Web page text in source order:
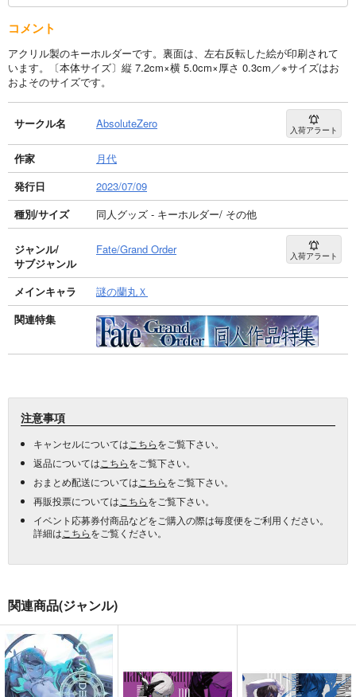
コメント
アクリル製のキーホルダーです。裏面は、左右反転した絵が印刷されて
います。〔本体サイズ〕縦 7.2cm×横 5.0cm×厚さ 0.3cm／※サイズはお
およそのサイズです。
サークル名 AbsoluteZero 入荷アラート
作家
月代
発行日
2023/07/09
種別/サイズ
同人グッズ - キーホルダー/ その他
ジャンル/
サブジャンル
Fate/Grand Order 入荷アラート
メインキャラ
謎の蘭丸Ｘ
関連特集
注意事項
キャンセルについては こちらをご覧下さい。
返品については こちらをご覧下さい。
おまとめ配送については こちらをご覧下さい。
再販投票については こちらをご覧下さい。
イベント応募券付商品などをご購入の際は毎度便をご利用ください。
詳細は こちらをご覧ください。
関連商品(ジャンル)